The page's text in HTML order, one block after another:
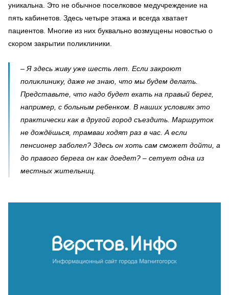
уникальна. Это не обычное поселковое медучреждение на
пять кабинетов. Здесь четыре этажа и всегда хватает
пациентов. Многие из них буквально возмущены новостью о
скором закрытии поликлиники.
– Я здесь живу уже шесть лет. Если закроют
поликлинику, даже не знаю, что мы будем делать.
Представьте, что надо будет ехать на правый берег,
например, с больным ребенком. В наших условиях это
практически как в другой город съездить. Маршруток
не дождёшься, трамваи ходят раз в час. А если
пенсионер заболел? Здесь он хоть сам сможет дойти, а
до правого берега он как доедет? – сетует одна из
местных жительниц.